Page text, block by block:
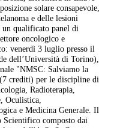
solare consapevole,
e delle lesioni
un qualificato panel di
oncologico e
venerdì 3 luglio presso il
dell’Università di Torino),
"NMSC: Salviamo la
crediti) per le discipline di
Radioterapia,
Oculistica,
e Medicina Generale. Il
composto dai